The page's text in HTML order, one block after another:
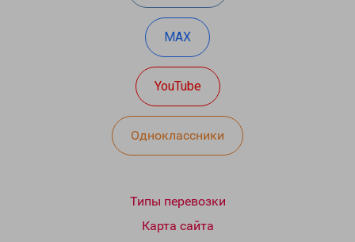
MAX
YouTube
Одноклассники
Типы перевозки
Карта сайта